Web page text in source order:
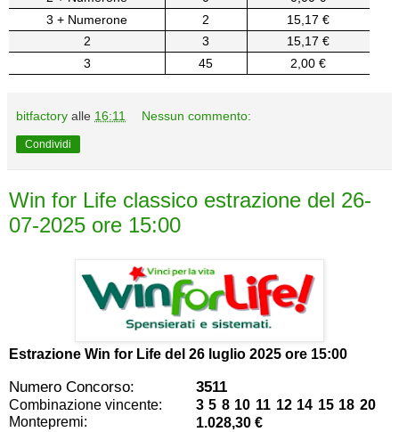
3 + Numerone
2
15,17 €
2
3
15,17 €
3
45 2,00 €
bitfactory alle 16:11 Nessun commento:
Condividi
Win for Life classico estrazione del 26-
07-2025 ore 15:00
Estrazione Win for Life del 26 luglio 2025 ore 15:00
Numero Concorso: 3511
Combinazione vincente:
3 5 8 10 11 12 14 15 18 20
Montepremi:
1.028,30 €